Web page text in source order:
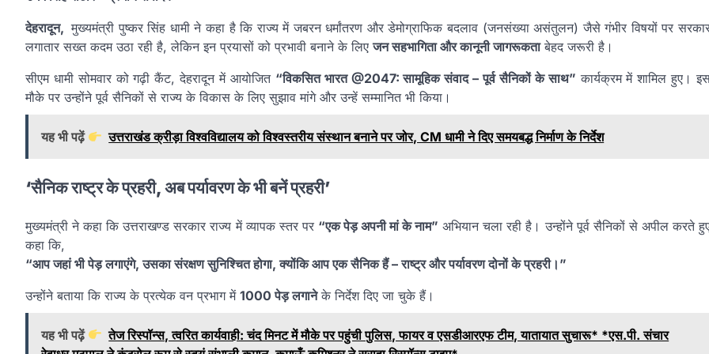
देहरादून,मुख्यमंत्री पुष्कर सिंह धामी ने कहा है कि राज्य में जबरन धर्मांतरण और डेमोग्राफिक बदलाव (जनसंख्या असंतुलन) जैसे गंभीर विषयों पर
लगातार सख्त कदम उठा रही है, लेकिन इन प्रयासों को प्रभावी बनाने के लिएजन सहभागिता और कानूनी जागरूकताबेहद जरूरी है।
सीएम धामी सोमवार को गढ़ी कैंट, देहरादून में आयोजित “विकसित भारत @2047: सामूहिक संवाद – पूर्व सैनिकों के साथ” कार्यक्रम में शामिल हुए।
मौके पर उन्होंने पूर्व सैनिकों से राज्य के विकास के लिए सुझाव मांगे और उन्हें सम्मानित भी किया।
यह भी पढ़ें उत्तराखंड क्रीड़ा विश्वविद्यालय को विश्वस्तरीय संस्थान बनाने पर जोर, CM धामी ने दिए समयबद्ध निर्माण के निर्देश
‘सैनिक राष्ट्र के प्रहरी, अब पर्यावरण के भी बनें प्रहरी’
मुख्यमंत्री ने कहा कि उत्तराखण्ड सरकार राज्य में व्यापक स्तर पर “एक पेड़ अपनी मां के नाम” अभियान चला रही है। उन्होंने पूर्व सैनिकों से अपील करते
कहा कि,
“आप जहां भी पेड़ लगाएंगे, उसका संरक्षण सुनिश्चित होगा, क्योंकि आप एक सैनिक हैं – राष्ट्र और पर्यावरण दोनों के प्रहरी।”
उन्होंने बताया कि राज्य के प्रत्येक वन प्रभाग में 1000 पेड़ लगानेके निर्देश दिए जा चुके हैं।
यह भी पढ़ें
तेज रिस्पॉन्स, त्वरित कार्यवाही: चंद मिनट में मौके पर पहुंची पुलिस, फायर व एसडीआरएफ टीम, यातायात सुचारू* *एस.पी. संचार